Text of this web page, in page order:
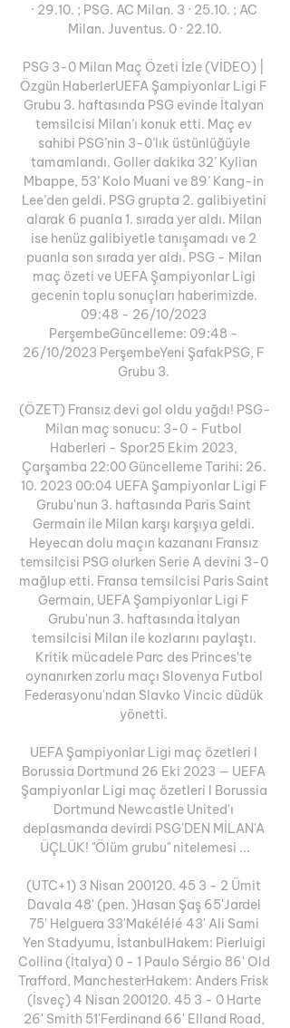
· 29.10. ; PSG. AC Milan. 3 · 25.10. ; AC
Milan. Juventus. 0 · 22.10.
PSG 3-0 Milan Maç Özeti İzle (VİDEO) |
Özgün HaberlerUEFA Şampiyonlar Ligi F
Grubu 3. haftasında PSG evinde İtalyan
temsilcisi Milan’ı konuk etti. Maç ev
sahibi PSG’nin 3-0’lık üstünlüğüyle
tamamlandı. Goller dakika 32’ Kylian
Mbappe, 53’ Kolo Muani ve 89’ Kang-in
Lee’den geldi. PSG grupta 2. galibiyetini
alarak 6 puanla 1. sırada yer aldı. Milan
ise henüz galibiyetle tanışamadı ve 2
puanla son sırada yer aldı. PSG - Milan
maç özeti ve UEFA Şampiyonlar Ligi
gecenin toplu sonuçları haberimizde.
09:48 - 26/10/2023
PerşembeGüncelleme: 09:48 -
26/10/2023 PerşembeYeni ŞafakPSG, F
Grubu 3.
(ÖZET) Fransız devi gol oldu yağdı! PSG-
Milan maç sonucu: 3-0 - Futbol
Haberleri - Spor25 Ekim 2023,
Çarşamba 22:00 Güncelleme Tarihi: 26.
10. 2023 00:04 UEFA Şampiyonlar Ligi F
Grubu'nun 3. haftasında Paris Saint
Germain ile Milan karşı karşıya geldi.
Heyecan dolu maçın kazananı Fransız
temsilcisi PSG olurken Serie A devini 3-0
mağlup etti. Fransa temsilcisi Paris Saint
Germain, UEFA Şampiyonlar Ligi F
Grubu'nun 3. haftasında İtalyan
temsilcisi Milan ile kozlarını paylaştı.
Kritik mücadele Parc des Princes'te
oynanırken zorlu maçı Slovenya Futbol
Federasyonu'ndan Slavko Vincic düdük
yönetti.
UEFA Şampiyonlar Ligi maç özetleri I
Borussia Dortmund 26 Eki 2023 — UEFA
Şampiyonlar Ligi maç özetleri I Borussia
Dortmund Newcastle United'ı
deplasmanda devirdi PSG'DEN MİLAN'A
ÜÇLÜK! "Ölüm grubu" nitelemesi ...
(UTC+1) 3 Nisan 200120. 45 3 - 2 Ümit
Davala 48' (pen. )Hasan Şaş 65'Jardel
75' Helguera 33'Makélélé 43' Ali Sami
Yen Stadyumu, İstanbulHakem: Pierluigi
Collina (İtalya) 0 - 1 Paulo Sérgio 86' Old
Trafford, ManchesterHakem: Anders Frisk
(İsveç) 4 Nisan 200120. 45 3 - 0 Harte
26' Smith 51'Ferdinand 66' Elland Road,